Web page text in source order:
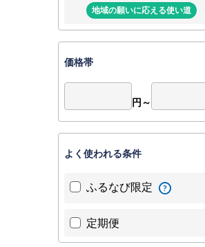
地域の願いに応える使い道
価格帯
円～
よく使われる条件
ふるなび限定
定期便